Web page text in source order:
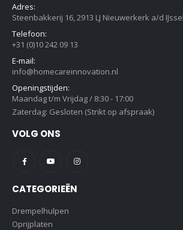
Adres:
Steenbakkerij 16, 2913 LJ Nieuwerkerk a/d
Telefoon:
+31 (0)10 242 09 13
E-mail:
info@homecareinnovation.nl
Openingstijden:
Maandag t/m Vrijdag / 8:30 - 17:00
Zaterdag: Gesloten (Strikt op afspraak)
VOLG ONS
CATEGORIEËN
Drempelhulpen
Oprijplaten